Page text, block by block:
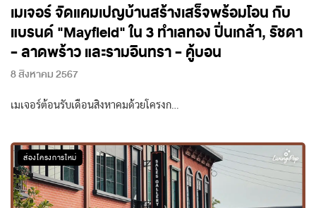
เมเจอร์ จัดแคมเปญบ้านสร้างเสร็จพร้อมโอน กับ
แบรนด์ "Mayfield" ใน 3 ทำเลทอง ปิ่นเกล้า, รัชดา
- ลาดพร้าว และรามอินทรา - คู้บอน
8 สิงหาคม 2567
เมเจอร์ต้อนรับเดือนสิงหาคมด้วยโครงก…
ส่องโครงการใหม่